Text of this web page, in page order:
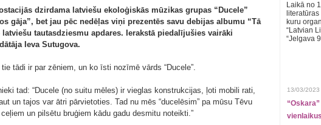
dzirdama latviešu ekoloģiskās mūzikas grupas “Ducele”
gāja”, bet jau pēc nedēļas viņi prezentēs savu debijas albumu “Tā
latviešu tautasdziesmu apdares. Ierakstā piedalījušies vairāki
Ieva Sutugova.
tādi ir par zēniem, un ko īsti nozīmē vārds “Ducele”.
tad: “Ducele (no suitu mēles) ir vieglas konstrukcijas, ļoti mobili rati,
un tajos var ātri pārvietoties. Tad nu mēs “ducelēsim” pa mūsu Tēvu
un pilsētu bruģiem kādu gadu desmitu noteikti.”
Laikā no
kuru
“Latvian
“Jelgava
13/03/2023